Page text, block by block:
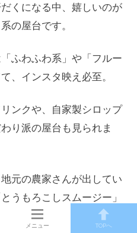
くになる中、嬉しいのが
の屋台です。
ふわふわ系」や「フルー
、インスタ映え必至。
ンクや、自家製シロップ
り派の屋台も見られま
元の農家さんが出してい
うもろこしスムージー」
メニュー TOPへ